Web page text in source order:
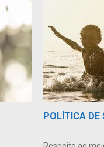
POLÍTICA DE